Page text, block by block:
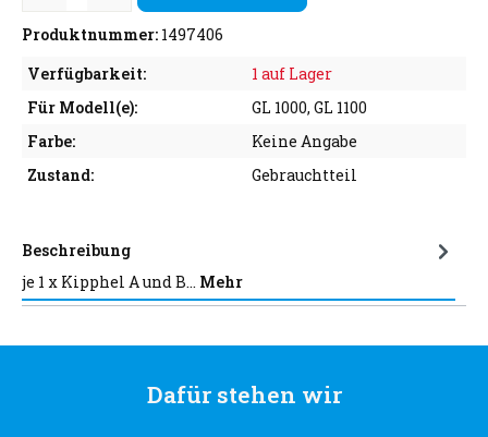
Produktnummer: 1497406
Verfügbarkeit:
1 auf Lager
Für Modell(e):
GL 1000, GL 1100
Farbe:
Keine Angabe
Zustand:
Gebrauchtteil
Beschreibung
je 1 x Kipphel A und B… Mehr
Dafür stehen wir